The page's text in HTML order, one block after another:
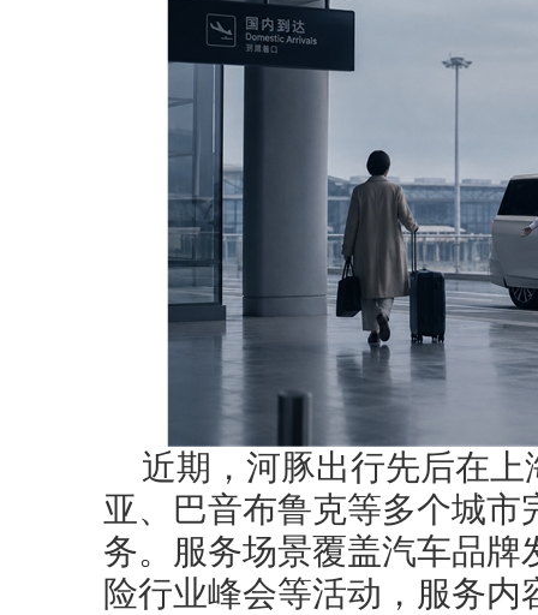
近期，河豚出行先后在
亚、巴音布鲁克等多个城
务。服务场景覆盖汽车品
险行业峰会等活动，服务